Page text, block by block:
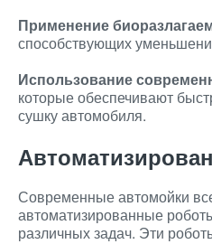
Применение
способствующих
Использование
которые обеспечивают
сушку автомобиля.
Современные автомойки
автоматизированные
различных задач. Эти